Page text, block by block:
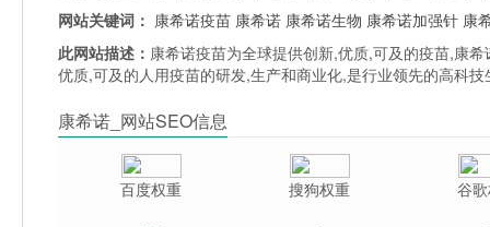
网站关键词： 康希诺疫苗 康希诺 康希诺生物 康希诺加强针 康
此网站描述： 康希诺疫苗为全球提供创新,优质,可及的疫苗,康
优质,可及的人用疫苗的研发,生产和商业化,是行业领先的高科
康希诺_网站SEO信息
百度权重 搜狗权重 谷